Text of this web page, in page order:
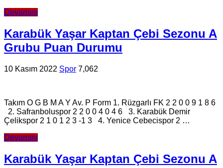
Devamını
Karabük Yaşar Kaptan Çebi Sezonu A
Grubu Puan Durumu
10 Kasım 2022 Spor 7,062
Takım O G B M A Y Av. P Form 1. Rüzgarlı FK 2 2 0 0 9 1 8 6
2. Safranboluspor 2 2 0 0 4 0 4 6 3. Karabük Demir
Çelikspor 2 1 0 1 2 3 -1 3 4. Yenice Cebecispor 2 …
Devamını
Karabük Yaşar Kaptan Çebi Sezonu A